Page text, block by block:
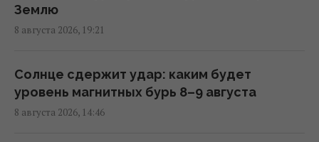
18:34 суббота, 08 августа 2026
викингов" для выживания на фронте, - BI
17:38 суббота, 08 августа 2026
Землю
8 августа 2026, 19:21
Солнце сдержит удар: каким будет
уровень магнитных бурь 8–9 августа
8 августа 2026, 14:46